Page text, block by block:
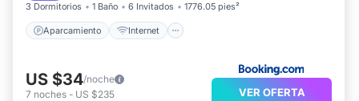
3 Dormitorios 1 Baño 6 Invitados 1776.05 pies²
Aparcamiento Internet
US $34/noche
7 noches - US $235 VER OFERTA